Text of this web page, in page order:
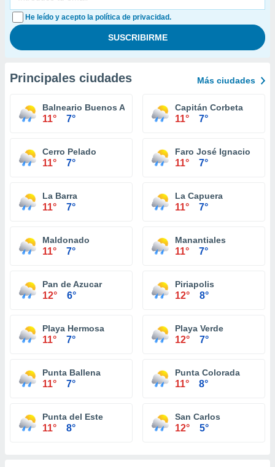
He leído y acepto la política de privacidad.
Principales ciudades Más ciudades
Balneario Buenos Aires
11° 7°
Capitán Corbeta
11° 7°
Cerro Pelado
11° 7°
Faro José Ignacio
11° 7°
La Barra
11° 7°
La Capuera
11° 7°
Maldonado
11° 7°
Manantiales
11° 7°
Pan de Azucar
12° 6°
Piriapolis
12° 8°
Playa Hermosa
11° 7°
Playa Verde
12° 7°
Punta Ballena
11° 7°
Punta Colorada
11° 8°
Punta del Este
11° 8°
San Carlos
12° 5°